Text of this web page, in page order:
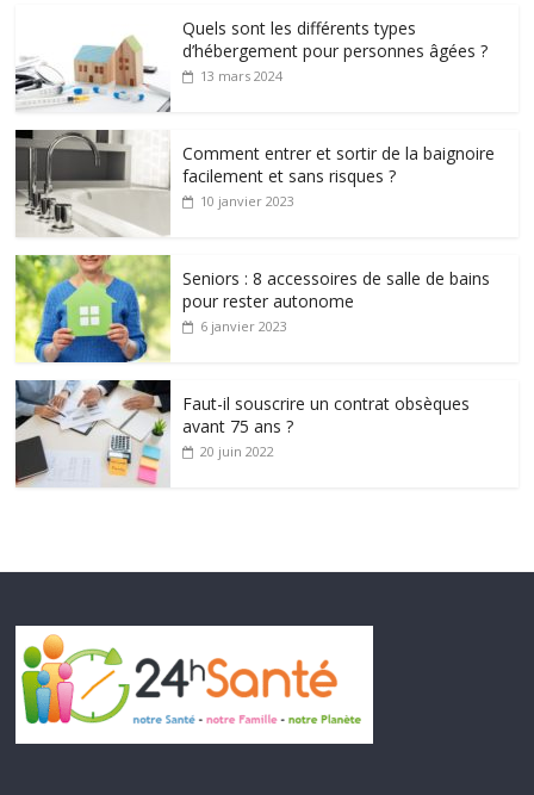
Quels sont les différents types
d’hébergement pour personnes âgées ?
13 mars 2024
Comment entrer et sortir de la baignoire
facilement et sans risques ?
10 janvier 2023
Seniors : 8 accessoires de salle de bains
pour rester autonome
6 janvier 2023
Faut-il souscrire un contrat obsèques
avant 75 ans ?
20 juin 2022